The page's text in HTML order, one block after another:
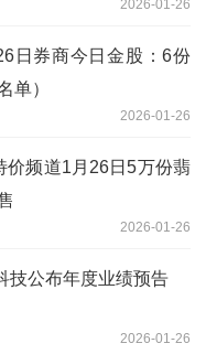
2026-01-26
日券商今日金股：6份
单）
2026-01-26
价频道1月26日5万份翡
2026-01-26
技公布年度业绩预告
2026-01-26